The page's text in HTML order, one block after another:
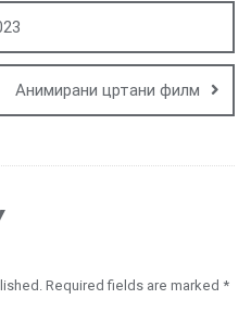
Анимирани цртани филм
Required fields are marked *